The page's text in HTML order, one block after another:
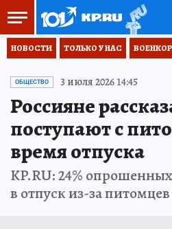
НОВОСТИ ТОЛЬКО У НАС
ОБЩЕСТВО 3 июля 2026 14:45
Россияне
поступают с
время отпуска
KP.RU: 24%
в отпуск из-за питомцев